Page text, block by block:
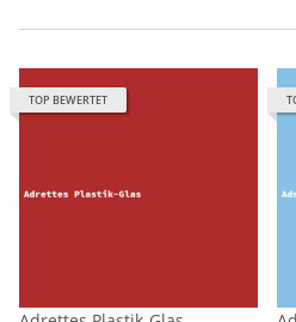
TOP BEWERTET